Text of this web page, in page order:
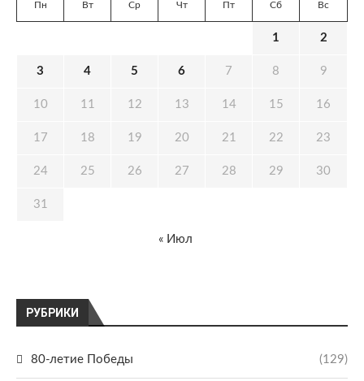
РУБРИКИ
80-летие Победы (129)
Пн Вт Ср Чт Пт Сб Вс
1 2
3 4 5 6 7 8 9
10 11 12 13 14 15 16
17 18 19 20 21 22 23
24 25 26 27 28 29 30
31
« Июл